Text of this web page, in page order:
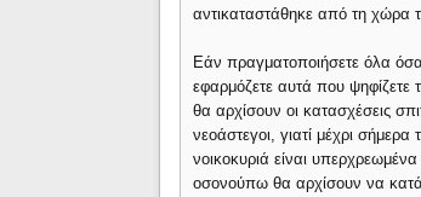
αντικαταστάθηκε από τη χώρα
Εάν πραγματοποιήσετε όλα όσα
εφαρμόζετε αυτά που ψηφίζετε
θα αρχίσουν οι κατασχέσεις
νεοάστεγοι, γιατί μέχρι
νοικοκυριά είναι
οσονούπω θα αρχίσουν να